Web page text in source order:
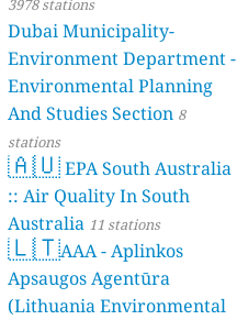
3978 stations
Dubai Municipality-
Environment Department -
Environmental Planning
And Studies Section 8
stations
🇦🇺EPA South Australia
:: Air Quality In South
Australia 11 stations
🇱🇹AAA - Aplinkos
Apsaugos Agentūra
(Lithuania Environmental